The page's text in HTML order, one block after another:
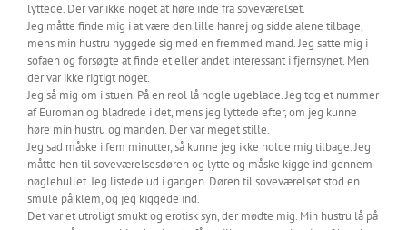
lyttede. Der var ikke noget at høre inde fra soveværelset.
Jeg måtte finde mig i at være den lille hanrej og sidde alene tilbage,
mens min hustru hyggede sig med en fremmed mand. Jeg satte mig i
sofaen og forsøgte at finde et eller andet interessant i fjernsynet. Men
der var ikke rigtigt noget.
Jeg så mig om i stuen. På en reol lå nogle ugeblade. Jeg tog et nummer
af Euroman og bladrede i det, mens jeg lyttede efter, om jeg kunne
høre min hustru og manden. Der var meget stille.
Jeg sad måske i fem minutter, så kunne jeg ikke holde mig tilbage. Jeg
måtte hen til soveværelsesdøren og lytte og måske kigge ind gennem
nøglehullet. Jeg listede ud i gangen. Døren til soveværelset stod en
smule på klem, og jeg kiggede ind.
Det var et utroligt smukt og erotisk syn, der mødte mig. Min hustru lå på